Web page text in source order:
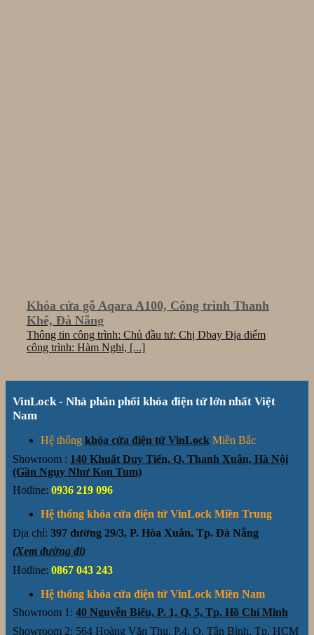
Khóa cửa gỗ Aqara A100, Công trình Thanh
Khê, Đà Nẵng
Thông tin công trình: Chủ đầu tư: Chị Dbay Địa điểm
công trình: Hàm Nghi, [...]
VinLock - Nhà phân phối khóa điện tử lớn nhất Việt
Nam
Hệ thống khóa cửa điện tử VinLockMiền Bắc
Showroom : 140 Khuất Duy Tiến, Q. Thanh Xuân, Hà Nội
(Gần Ngụy Như Kon Tum)
Hotline: 0936 219 096
Hệ thống khóa cửa điện tử VinLock Miền Trung
Địa chỉ: 397 đường 29/3, P. Hòa Xuân, Tp. Đà Nẵng
(Xem đường đi)
Hotline: 0867 043 243
Hệ thống khóa cửa điện tử VinLock Miền Nam
Showroom 1: 40 Nguyễn Biểu, P. 1, Q. 5, Tp. Hồ Chí Minh
Showroom 2: 564 Hoàng Văn Thụ, P.4. Q. Tân Bình, Tp. HCM